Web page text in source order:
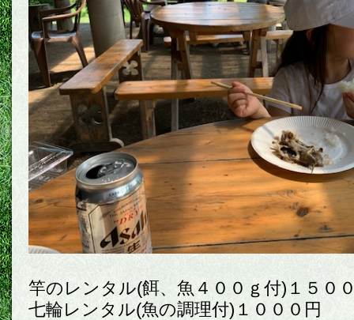
竿のレンタル(餌、魚４００ｇ付)１５０
七輪レンタル(魚の調理付)１０００円